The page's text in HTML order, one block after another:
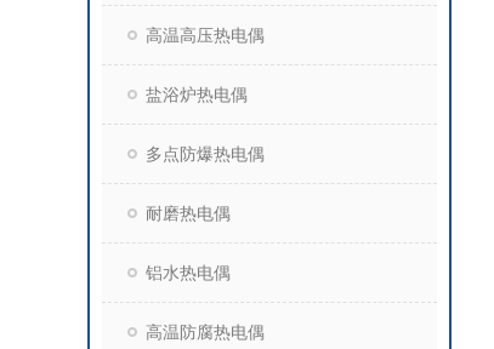
高温高压热电偶
盐浴炉热电偶
多点防爆热电偶
耐磨热电偶
铝水热电偶
高温防腐热电偶